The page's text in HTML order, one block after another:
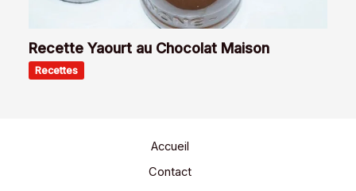
Recette Yaourt au Chocolat Maison
Recettes
Accueil
Contact